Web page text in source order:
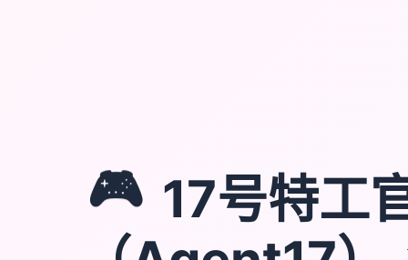
🎮 17号特工